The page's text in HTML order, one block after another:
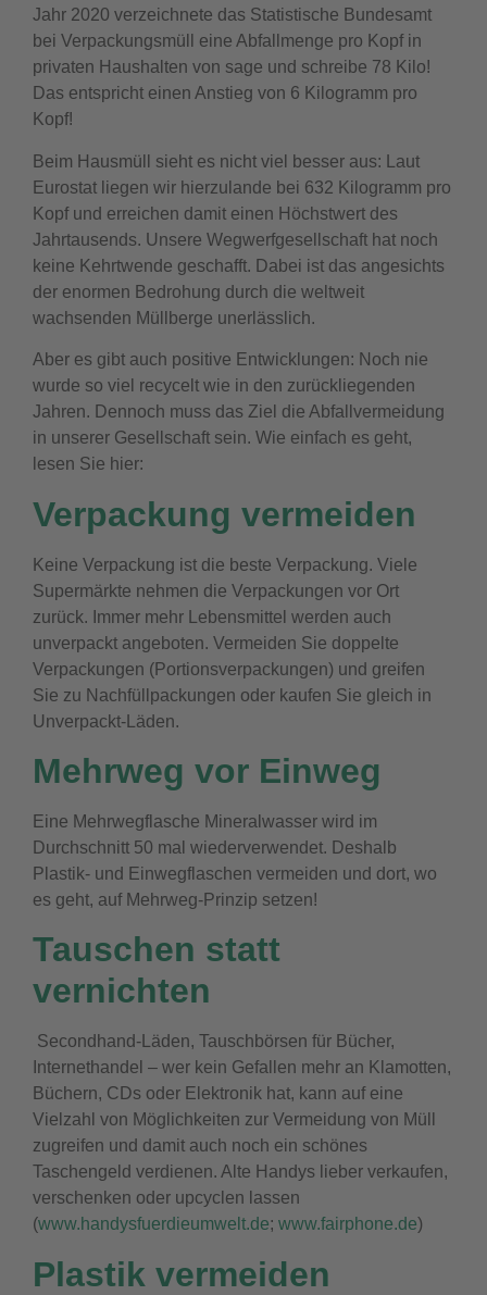
Jahr 2020 verzeichnete das Statistische Bundesamt
bei Verpackungsmüll eine Abfallmenge pro Kopf in
privaten Haushalten von sage und schreibe 78 Kilo!
Das entspricht einen Anstieg von 6 Kilogramm pro
Kopf!
Beim Hausmüll sieht es nicht viel besser aus: Laut
Eurostat liegen wir hierzulande bei 632 Kilogramm pro
Kopf und erreichen damit einen Höchstwert des
Jahrtausends. Unsere Wegwerfgesellschaft hat noch
keine Kehrtwende geschafft. Dabei ist das angesichts
der enormen Bedrohung durch die weltweit
wachsenden Müllberge unerlässlich.
Aber es gibt auch positive Entwicklungen: Noch nie
wurde so viel recycelt wie in den zurückliegenden
Jahren. Dennoch muss das Ziel die Abfallvermeidung
in unserer Gesellschaft sein. Wie einfach es geht,
lesen Sie hier:
Verpackung vermeiden
Keine Verpackung ist die beste Verpackung. Viele
Supermärkte nehmen die Verpackungen vor Ort
zurück. Immer mehr Lebensmittel werden auch
unverpackt angeboten. Vermeiden Sie doppelte
Verpackungen (Portionsverpackungen) und greifen
Sie zu Nachfüllpackungen oder kaufen Sie gleich in
Unverpackt-Läden.
Mehrweg vor Einweg
Eine Mehrwegflasche Mineralwasser wird im
Durchschnitt 50 mal wiederverwendet. Deshalb
Plastik- und Einwegflaschen vermeiden und dort, wo
es geht, auf Mehrweg-Prinzip setzen!
Tauschen statt
vernichten
Secondhand-Läden, Tauschbörsen für Bücher,
Internethandel – wer kein Gefallen mehr an Klamotten,
Büchern, CDs oder Elektronik hat, kann auf eine
Vielzahl von Möglichkeiten zur Vermeidung von Müll
zugreifen und damit auch noch ein schönes
Taschengeld verdienen. Alte Handys lieber verkaufen,
verschenken oder upcyclen lassen
(www.handysfuerdieumwelt.de; www.fairphone.de)
Plastik vermeiden